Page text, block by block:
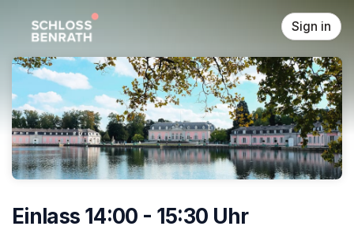
Sign in
Einlass 14:00 - 15:30 Uhr